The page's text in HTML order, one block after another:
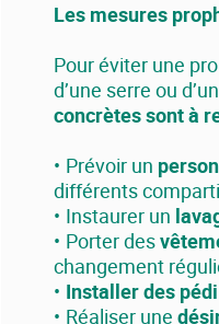
Les mesures
Pour éviter une
d’une serre ou
concrètes sont à
Prévoir un
différents
Instaurer un
Porter des
changement
Installer des
Réaliser une